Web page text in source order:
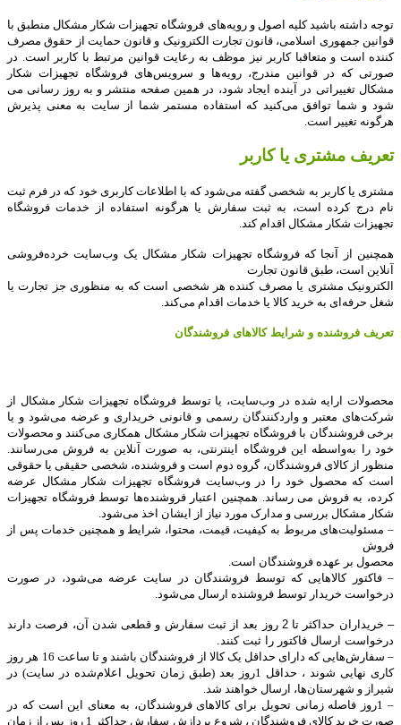
توجه داشته باشید کلیه اصول و رویه‏‌های فروشگاه تجهیزات شکار مشکال منطبق با
قوانین جمهوری اسلامی، قانون تجارت الکترونیک و قانون حمایت از حقوق مصرف
کننده است و متعاقبا کاربر نیز موظف به رعایت قوانین مرتبط با کاربر است. در
صورتی که در قوانین مندرج، رویه‏‌ها و سرویس‏‌های فروشگاه تجهیزات شکار
مشکال تغییراتی در آینده ایجاد شود، در همین صفحه منتشر و به روز رسانی می
شود و شما توافق می‏‌کنید که استفاده مستمر شما از سایت به معنی پذیرش
هرگونه تغییر است.
تعریف مشتری یا کاربر
مشتری یا کاربر به شخصی گفته می‌شود که با اطلاعات کاربری خود که در فرم ثبت
نام درج کرده است، به ثبت سفارش یا هرگونه استفاده از خدمات فروشگاه
تجهیزات شکار مشکال اقدام کند
همچنین از آنجا که فروشگاه تجهیزات شکار مشکال یک وب‌سایت خرده‌فروشی
آنلاین است، طبق قانون تجارت
الکترونیک مشتری یا مصرف کننده هر شخصی است که به منظوری جز تجارت یا
شغل حرفه‌ای به خرید کالا یا خدمات اقدام می‌کند
تعریف فروشنده و شرایط کالاهای فروشندگان
محصولات ارایه شده در وب‌سایت، یا توسط فروشگاه تجهیزات شکار مشکال از
شرکت‌های معتبر و واردکنندگان رسمی و قانونی خریداری و عرضه می‌شود و یا
برخی فروشندگان با فروشگاه تجهیزات شکار مشکال همکاری می‌کنند و محصولات
خود را به‌واسطه این فروشگاه اینترنتی، به صورت آنلاین به فروش می‌رسانند.
منظور از کالای فروشندگان، گروه دوم است و فروشنده، شخصی حقیقی یا حقوقی
است که محصول خود را در وب‌سایت فروشگاه تجهیزات شکار مشکال عرضه
کرده، به فروش می رساند. همچنین اعتبار فروشنده‌ها توسط فروشگاه تجهیزات
شکار مشکال بررسی و مدارک مورد نیاز از ایشان اخذ می‌شود.
– مسئولیت‌های مربوط به کیفیت، قیمت، محتوا، شرایط و همچنین خدمات پس از
فروش
محصول بر عهده فروشندگان است.
– فاکتور کالاهایی که توسط فروشندگان در سایت عرضه می‌شود، در صورت
درخواست خریدار توسط فروشنده ارسال می‌شود.
–
خریداران حداکثر تا 2 روز بعد از ثبت سفارش و قطعی شدن آن، فرصت دارند
درخواست ارسال فاکتور را ثبت کنند.
– سفارش‌هایی که دارای حداقل یک کالا از فروشندگان باشند و تا ساعت 16 هر روز
کاری نهایی شوند ، حداقل 1روز بعد (طبق زمان تحویل اعلام‌شده در سایت) در
شیراز و شهرستان‌ها، ارسال خواهند شد.
– 1روز فاصله زمانی تحویل برای کالاهای فروشندگان، به معنای این است که در
صورت خرید کالای فروشندگان ، شروع پردازش سفارش حداکثر 1 روز پس از زمان